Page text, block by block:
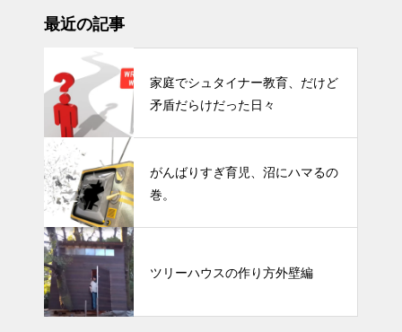
最近の記事
家庭でシュタイナー教育、だけど
矛盾だらけだった日々
がんばりすぎ育児、沼にハマるの
巻。
ツリーハウスの作り方外壁編